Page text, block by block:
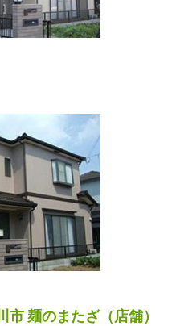
麺のまたざ（店舗）